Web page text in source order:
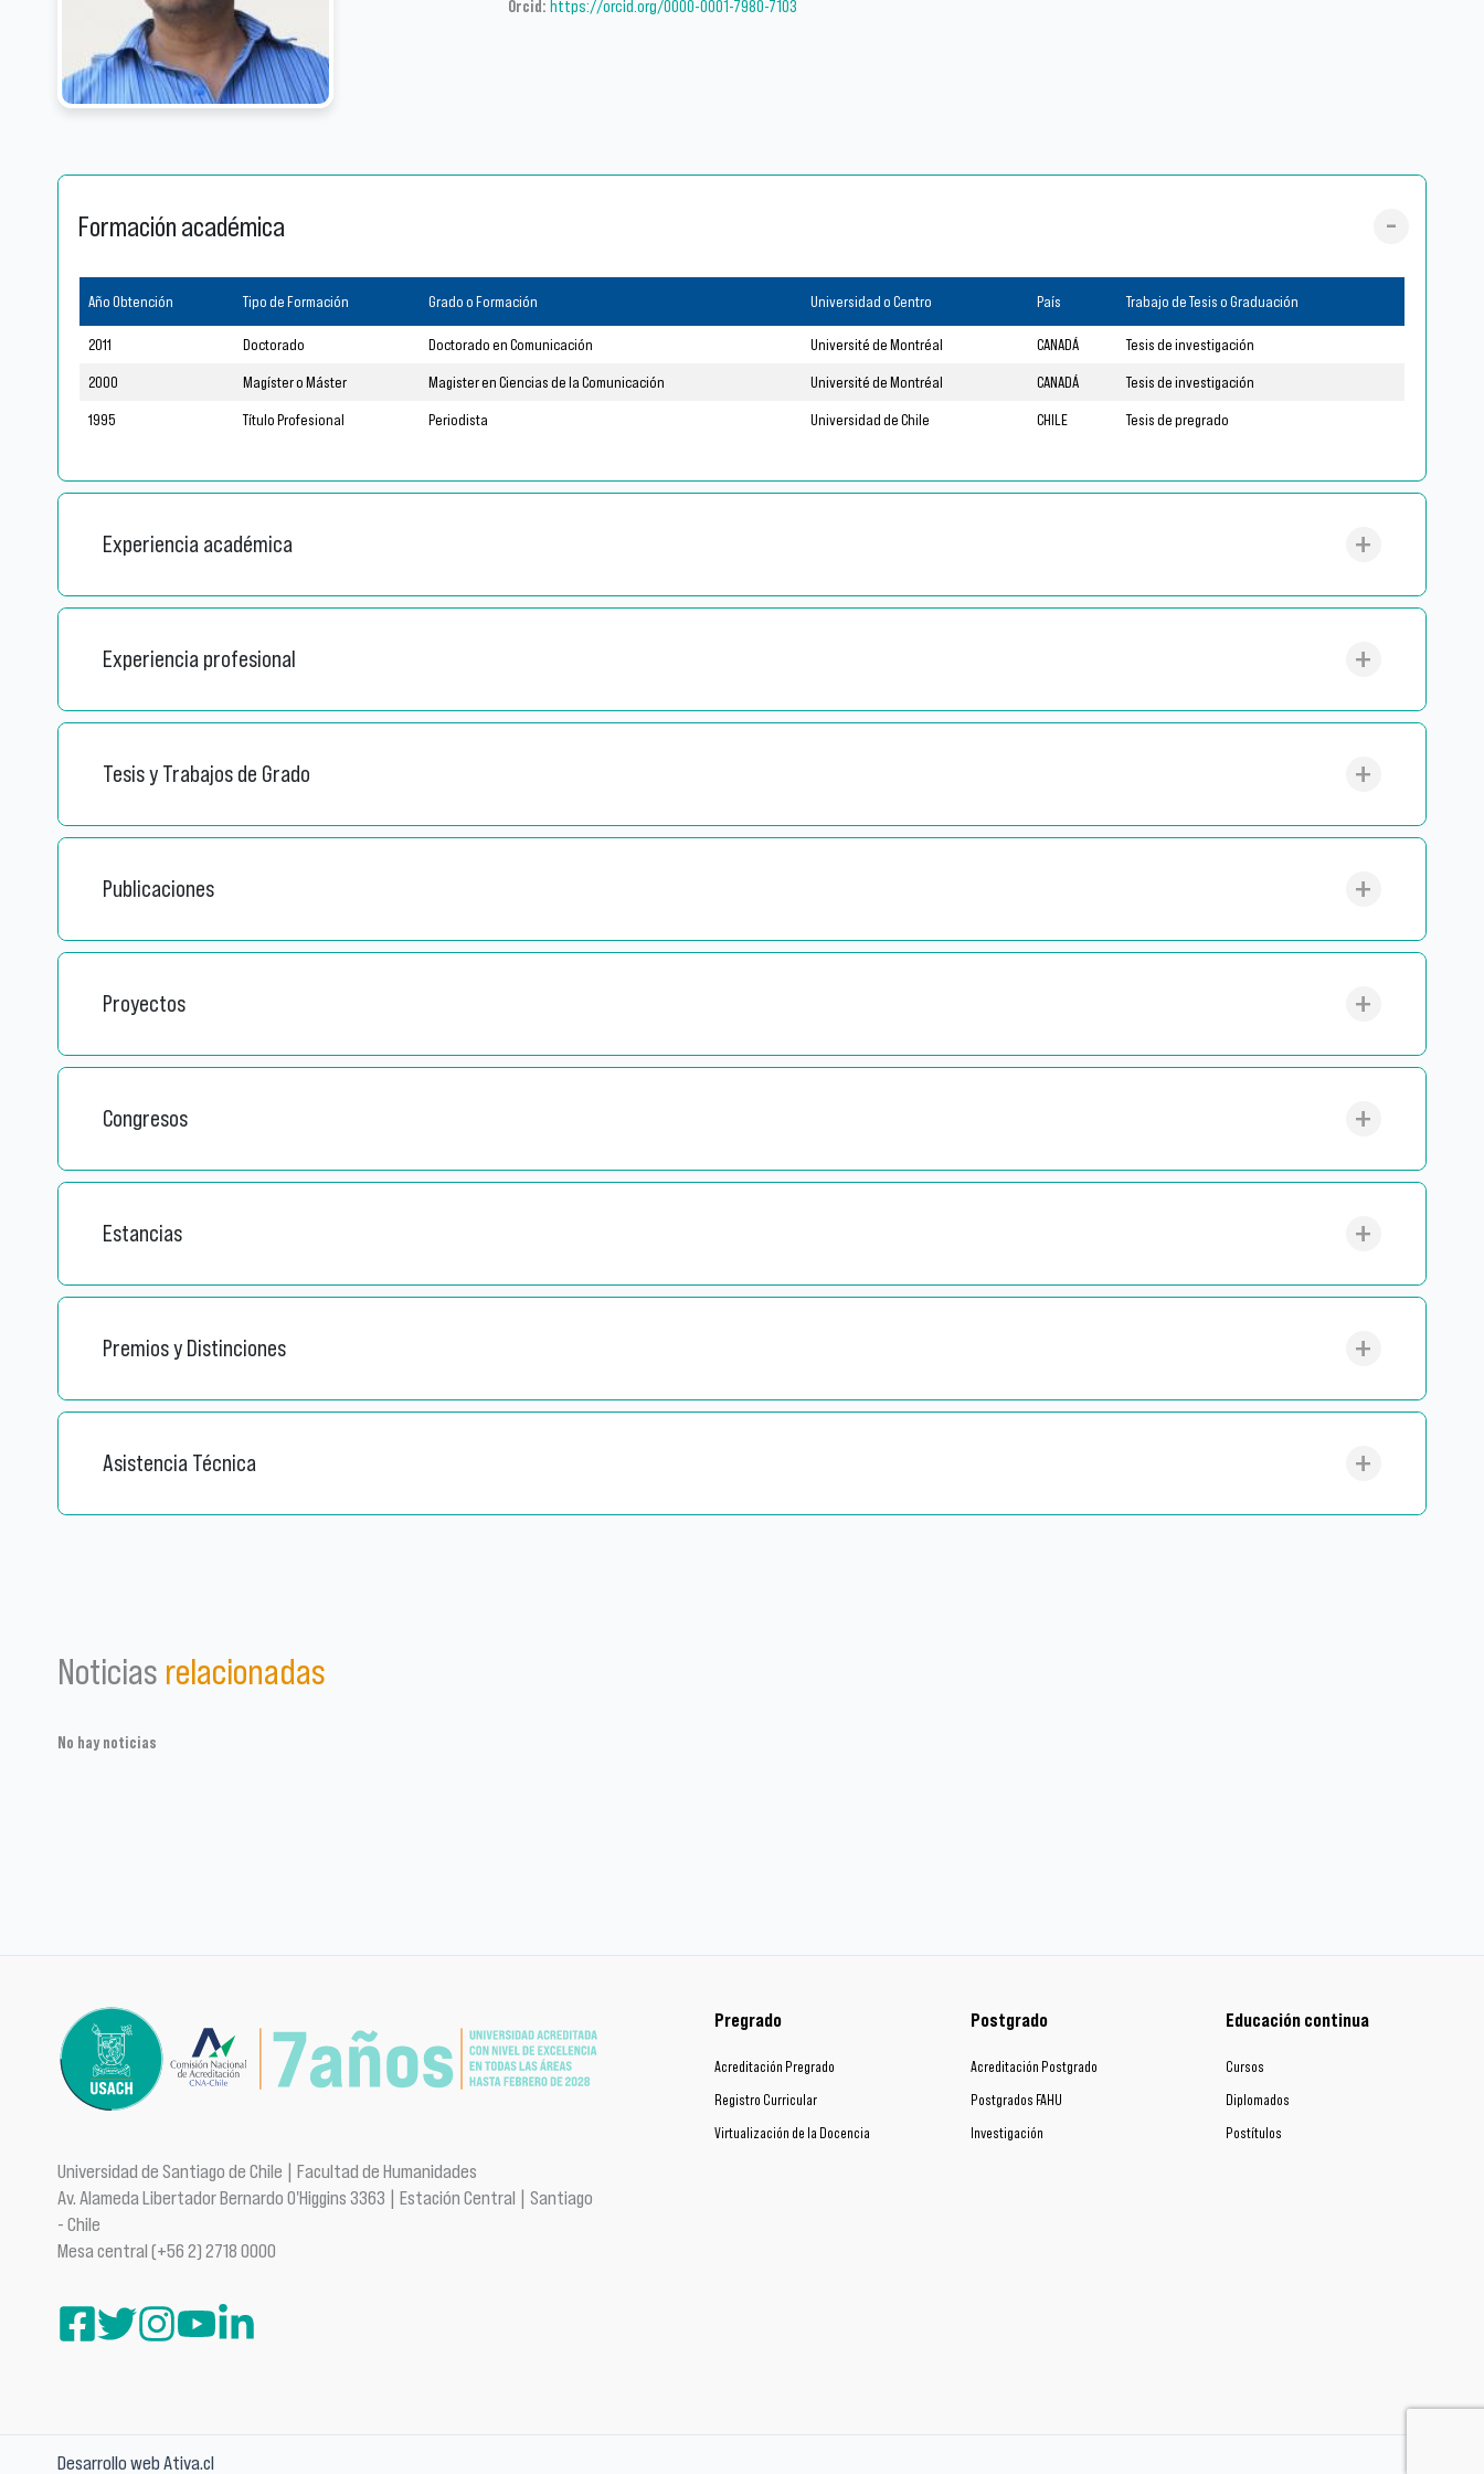
Orcid: https://orcid.org/0000-0001-7980-7103
Formación académica
Año Obtención Tipo de Formación Grado o Formación Universidad o Centro País Trabajo de Tesis o Graduación
2011 Doctorado Doctorado en Comunicación Université de Montréal CANADÁ Tesis de investigación
2000 Magíster o Máster Magister en Ciencias de la Comunicación Université de Montréal CANADÁ Tesis de investigación
1995 Título Profesional Periodista Universidad de Chile CHILE Tesis de pregrado
Experiencia académica
Experiencia profesional
Tesis y Trabajos de Grado
Publicaciones
Proyectos
Congresos
Estancias
Premios y Distinciones
Asistencia Técnica
Noticias relacionadas
No hay noticias
Universidad de Santiago de Chile | Facultad de Humanidades
Av. Alameda Libertador Bernardo O'Higgins 3363 | Estación Central | Santiago
- Chile
Mesa central (+56 2) 2718 0000
Pregrado
Acreditación Pregrado
Registro Curricular
Virtualización de la Docencia
Postgrado
Acreditación Postgrado
Postgrados FAHU
Investigación
Educación continua
Cursos
Diplomados
Postítulos
Desarrollo web Ativa.cl